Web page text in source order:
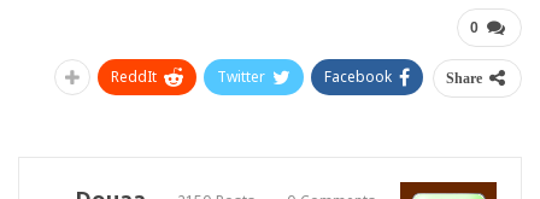
0
Share
Facebook
Twitter
ReddIt